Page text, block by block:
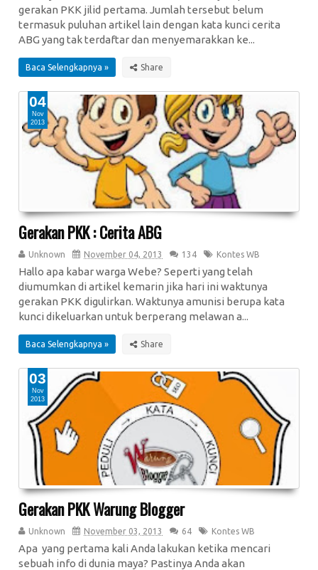
gerakan PKK jilid pertama. Jumlah tersebut belum
termasuk puluhan artikel lain dengan kata kunci cerita
ABG yang tak terdaftar dan menyemarakkan ke...
Baca Selengkapnya »
Gerakan PKK : Cerita ABG
Unknown November 04, 2013 134 Kontes WB
Hallo apa kabar warga Webe? Seperti yang telah
diumumkan di artikel kemarin jika hari ini waktunya
gerakan PKK digulirkan. Waktunya amunisi berupa kata
kunci dikeluarkan untuk berperang melawan a...
Baca Selengkapnya »
04
Nov
2013
Gerakan PKK Warung Blogger
Unknown November 03, 2013 64 Kontes WB
Apa yang pertama kali Anda lakukan ketika mencari
sebuah info di dunia maya? Pastinya Anda akan
03
Nov
2013